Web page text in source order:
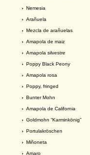
› Nemesia
› Arañuela
› Mezcla de arañuelas
› Amapola de maiz
› Amapola silvestre
› Poppy Black Peony
› Amapola rosa
› Poppy, fringed
› Bunter Mohn
› Amapola de California
› Goldmohn “Karminkönig”
› Portulakröschen
› Miñoneta
› Amaro